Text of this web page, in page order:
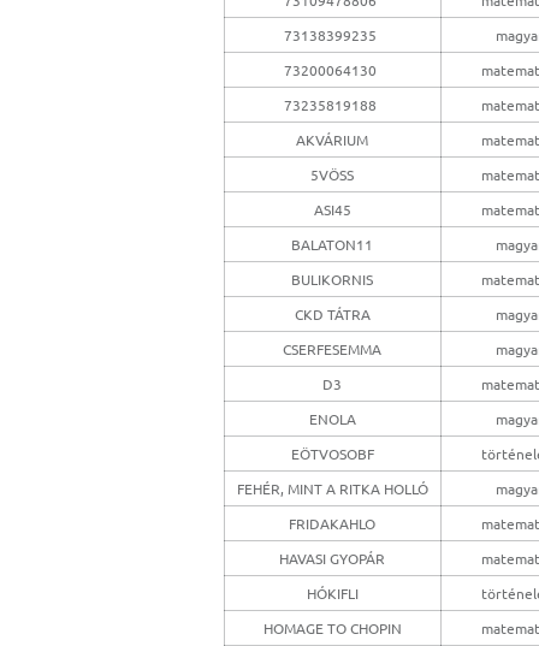
73138399235
73200064130
73235819188
AKVÁRIUM
5VÖSS
ASI45
BALATON11
BULIKORNIS
CKD TÁTRA
CSERFESEMMA
D3
ENOLA
EÖTVOSOBF
FEHÉR, MINT A RITKA HOLLÓ
FRIDAKAHLO
HAVASI GYOPÁR
HÓKIFLI
HOMAGE TO CHOPIN